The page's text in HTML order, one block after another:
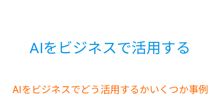
AIをビジネスで活用する
AIをビジネスでどう活用するかいくつか事例